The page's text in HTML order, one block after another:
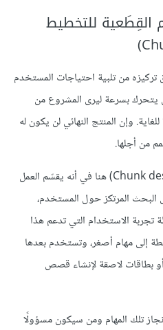
القِطَعية للتخطيط
من تلبية احتياجات المستخدم
يتحرك بسرعة ليرى المشروع من
وإن المنتج النهائي لن يكون له
من أجلها.
ويأتي دور التصميم القِطَعي (Chunk design) هنا في أنه يقسّم العمل
البحث المرتكز حول المستخدم،
الاستخدام التي تدعم هذا
إلى مهام أصغر، وتستخدم بعدها
برنامج يعتمد النظام المرن-agile أو بطاقات لاصقة لإنشاء قصص
تلك المهام ومن سيكون مسؤولًا